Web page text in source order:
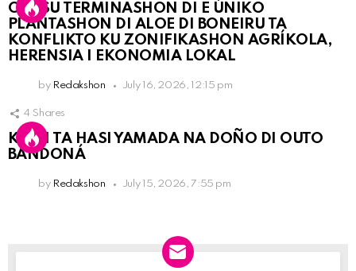
OLB SU TERMINASHON DI E ÚNIKO
PLANTASHON DI ALOE DI BONEIRU TA
KONFLIKTO KU ZONIFIKASHON AGRÍKOLA,
HERENSIA I EKONOMIA LOKAL
by Redakshon July 16, 2026, 12:15 pm
4 Shares
KPCN TA HASI YAMADA NA DOÑO DI OUTO
BANDONÁ
by Redakshon July 15, 2026, 7:55 pm